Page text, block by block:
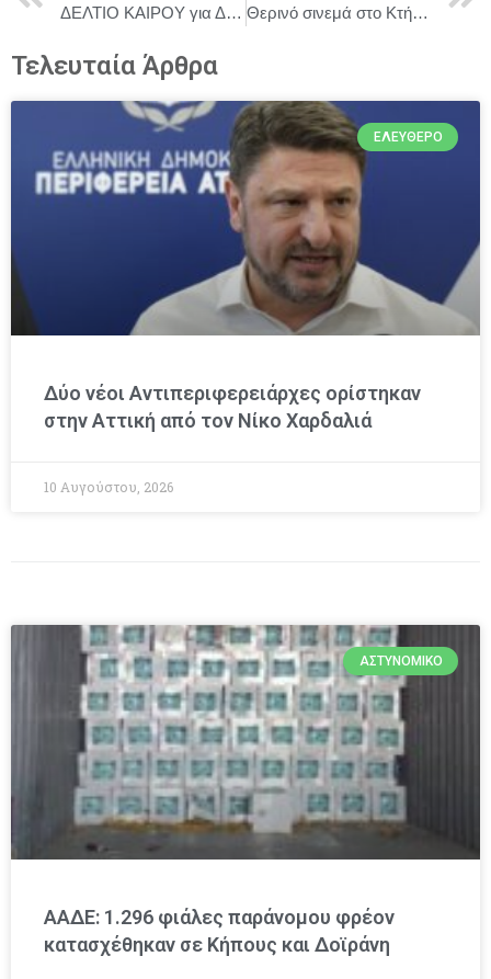
ΔΕΛΤΙΟ ΚΑΙΡΟΥ για Δευτέρα 25/8
Θερινό σινεμά στο Κτήμα Κυρ – Γιάννη σε συνεργασία με το Φεστιβάλ Κινηματογράφου Θεσσαλονίκης
Τελευταία Άρθρα
ΕΛΕΎΘΕΡΟ
Δύο νέοι Αντιπεριφερειάρχες ορίστηκαν
στην Αττική από τον Νίκο Χαρδαλιά
10 Αυγούστου, 2026
ΑΣΤΥΝΟΜΙΚΌ
ΑΑΔΕ: 1.296 φιάλες παράνομου φρέον
κατασχέθηκαν σε Κήπους και Δοϊράνη